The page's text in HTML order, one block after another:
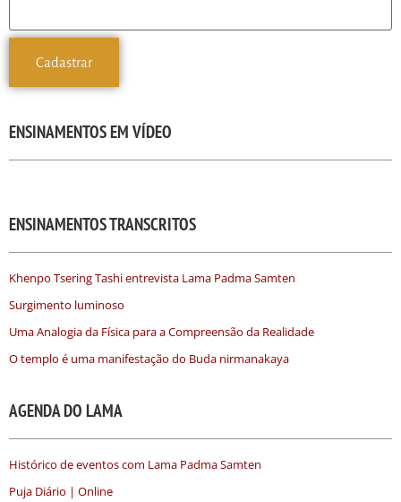
ENSINAMENTOS EM VÍDEO
ENSINAMENTOS TRANSCRITOS
Khenpo Tsering Tashi entrevista Lama Padma Samten
Surgimento luminoso
Uma Analogia da Física para a Compreensão da Realidade
O templo é uma manifestação do Buda nirmanakaya
AGENDA DO LAMA
Histórico de eventos com Lama Padma Samten
Puja Diário | Online